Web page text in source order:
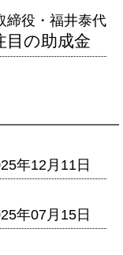
締役・福井泰代
目の助成金
年12月11日
年07月15日